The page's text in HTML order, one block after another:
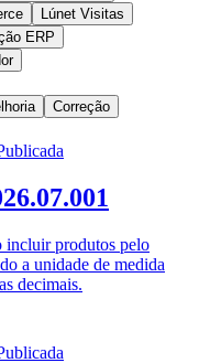
Lúnet Visitas
ERP
Correção
incluir produtos pelo
a unidade de medida
decimais.